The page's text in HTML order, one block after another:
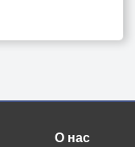
О нас